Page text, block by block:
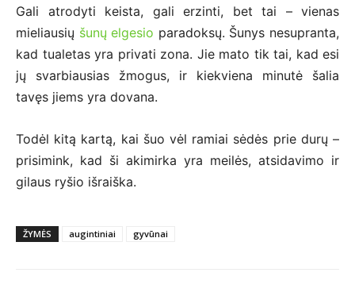
Gali atrodyti keista, gali erzinti, bet tai – vienas
mieliausių šunų elgesio paradoksų. Šunys nesupranta,
kad tualetas yra privati zona. Jie mato tik tai, kad esi
jų svarbiausias žmogus, ir kiekviena minutė šalia
tavęs jiems yra dovana.
Todėl kitą kartą, kai šuo vėl ramiai sėdės prie durų –
prisimink, kad ši akimirka yra meilės, atsidavimo ir
gilaus ryšio išraiška.
ŽYMĖS augintiniai gyvūnai